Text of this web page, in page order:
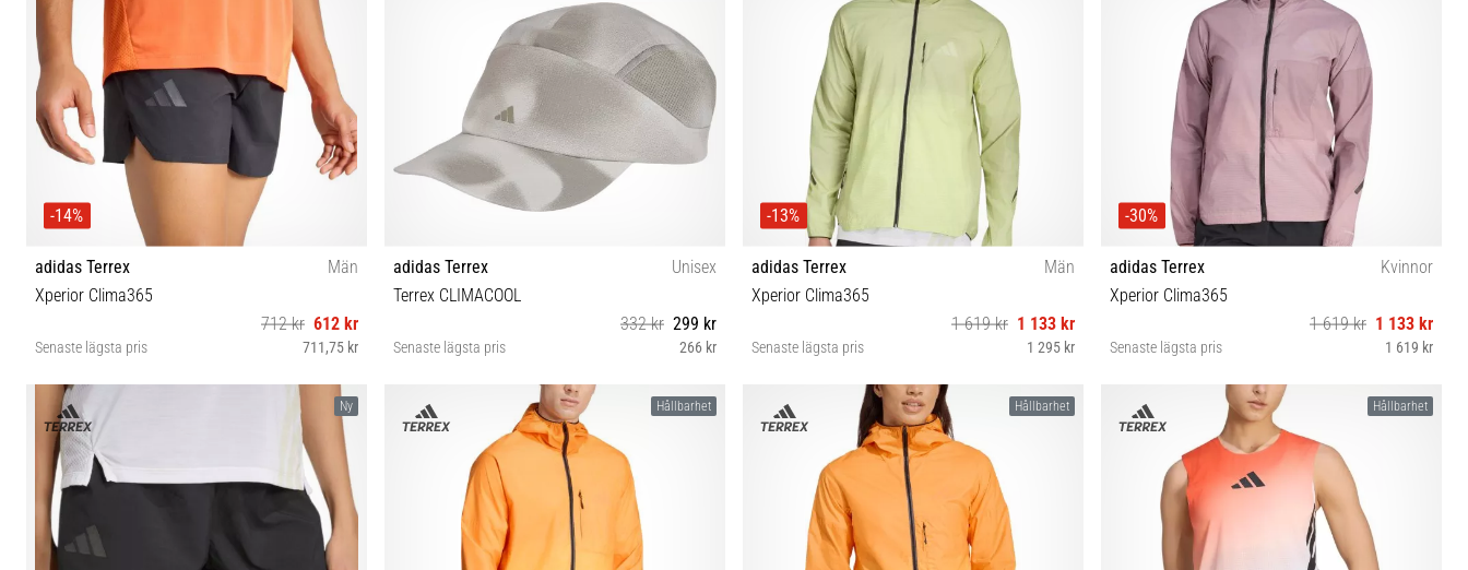
-14%
adidas Terrex
Män
Xperior Clima365
712 kr 612 kr
Senaste lägsta pris 711,75 kr
adidas Terrex
Unisex
Terrex CLIMACOOL
332 kr 299 kr
Senaste lägsta pris 266 kr
OSFW OSFM OSFL
-13%
adidas Terrex
Män
Xperior Clima365
1 619 kr 1 133 kr
Senaste lägsta pris 1 295 kr
S M L
-30%
adidas Terrex
Kvinnor
Xperior Clima365
1 619 kr 1 133 kr
Senaste lägsta pris 1 619 kr
XS S M L
Ny Hållbarhet Hållbarhet Hållbarhet